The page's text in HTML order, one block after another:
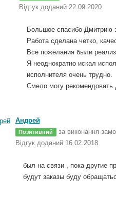
Відгук доданий 22.09.2020
Большое спасибо Дмитрию
Работа сделана четко,
Все пожелания были
Я неоднократно искал
исполнителя очень трудно.
Смело могу рекомендовать
Андрей
Позитивний за виконання
Відгук доданий 16.02.2018
был на связи , пока другие
будут заказы буду